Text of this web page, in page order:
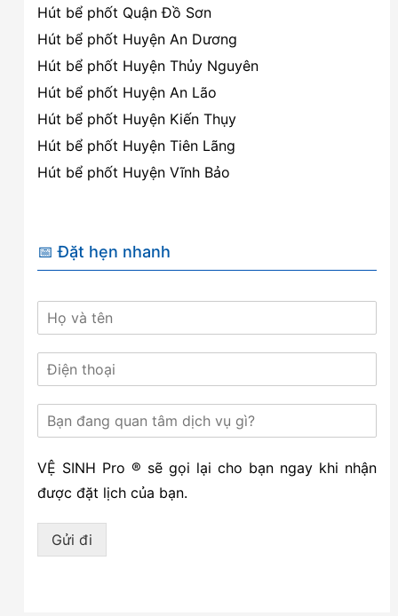
Hút bể phốt Quận Đồ Sơn
Hút bể phốt Huyện An Dương
Hút bể phốt Huyện Thủy Nguyên
Hút bể phốt Huyện An Lão
Hút bể phốt Huyện Kiến Thụy
Hút bể phốt Huyện Tiên Lãng
Hút bể phốt Huyện Vĩnh Bảo
📅 Đặt hẹn nhanh
VỆ SINH Pro ® sẽ gọi lại cho bạn ngay khi nhận
được đặt lịch của bạn.
Gửi đi